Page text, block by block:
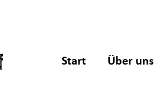
Start Über uns